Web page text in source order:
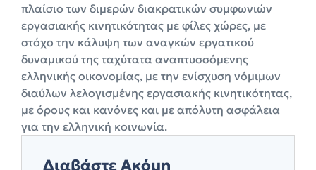
πλαίσιο των διμερών διακρατικών συμφωνιών
εργασιακής κινητικότητας με φίλες χώρες, με
στόχο την κάλυψη των αναγκών εργατικού
δυναμικού της ταχύτατα αναπτυσσόμενης
ελληνικής οικονομίας, με την ενίσχυση νόμιμων
διαύλων λελογισμένης εργασιακής κινητικότητας,
με όρους και κανόνες και με απόλυτη ασφάλεια
για την ελληνική κοινωνία.
Διαβάστε Ακόμη